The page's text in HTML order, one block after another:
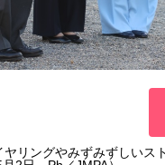
ヤリングやみずみずしいス